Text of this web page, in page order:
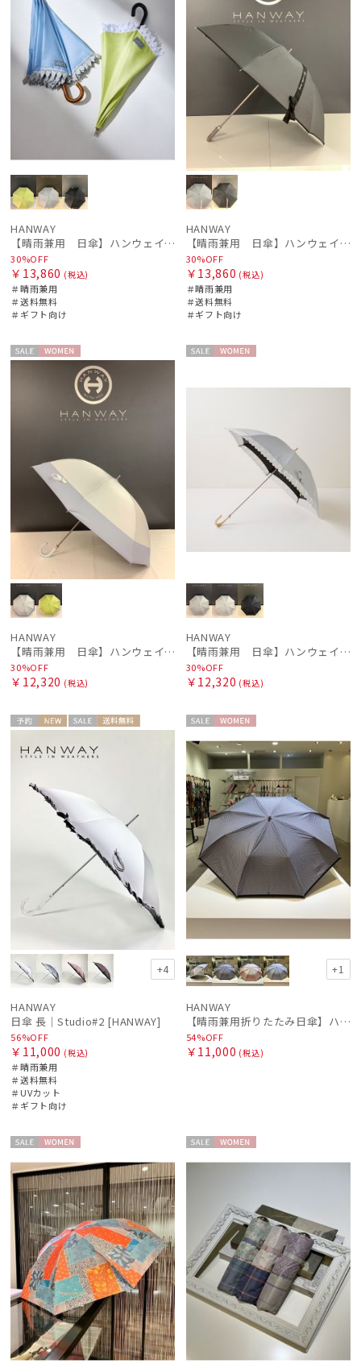
HANWAY
【晴雨兼用 日傘】ハンウェイ（ＨＡＮＷＡＹ）Emma（エマ）
30%OFF
￥13,860 (税込)
＃晴雨兼用
＃送料無料
＃ギフト向け
HANWAY
【晴雨兼用 日傘】ハンウェイ（ＨＡＮＷＡＹ）Margot（マーゴット）
30%OFF
￥13,860 (税込)
＃晴雨兼用
＃送料無料
＃ギフト向け
セー WOME
HANWAY
【晴雨兼用 日傘】ハンウェイ（ＨＡＮＷＡＹ）Contour border（コントゥアー・ボーダー)
30%OFF
￥12,320 (税込)
HANWAY
【晴雨兼用 日傘】ハンウェイ（ＨＡＮＷＡＹ）Lace（レース）
30%OFF
￥12,320 (税込)
予約 NEWセー
ル
送料無
料
ギフト
WOME
+4
HANWAY
日傘 長｜Studio#2 [HANWAY]
56%OFF
￥11,000 (税込)
＃晴雨兼用
＃送料無料
＃UVカット
＃ギフト向け
ル
N
+1
HANWAY
【晴雨兼用折りたたみ日傘】ハンウェイ (HANWAY) Socal Gir（ソーカル・ガール） 暑さ対策、紫外線対策、親骨：～50cm 雨の日OK 遮光 UV 晴雨兼用
54%OFF
￥11,000 (税込)
ル
N